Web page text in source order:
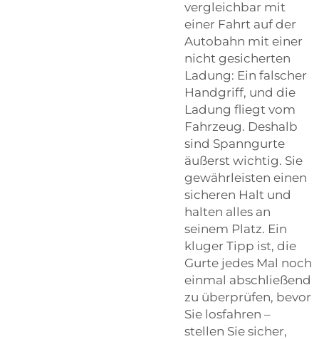
vergleichbar mit
einer Fahrt auf der
Autobahn mit einer
nicht gesicherten
Ladung: Ein falscher
Handgriff, und die
Ladung fliegt vom
Fahrzeug. Deshalb
sind Spanngurte
äußerst wichtig. Sie
gewährleisten einen
sicheren Halt und
halten alles an
seinem Platz. Ein
kluger Tipp ist, die
Gurte jedes Mal noch
einmal abschließend
zu überprüfen, bevor
Sie losfahren –
stellen Sie sicher,